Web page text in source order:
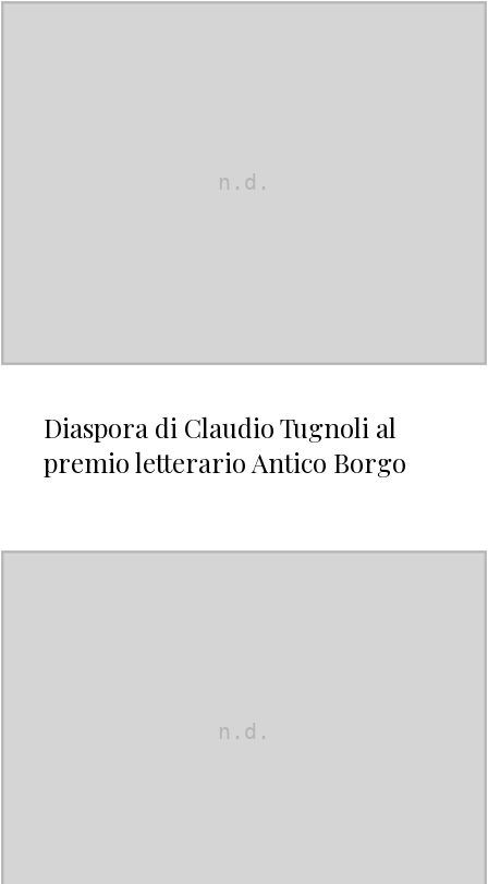
Diaspora di Claudio Tugnoli al
premio letterario Antico Borgo